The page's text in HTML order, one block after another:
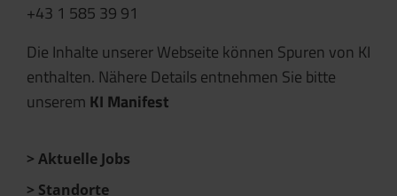
+43 1 585 39 91
Die Inhalte unserer Webseite können Spuren von KI
enthalten. Nähere Details entnehmen Sie bitte
unserem KI Manifest
Aktuelle Jobs
Standorte